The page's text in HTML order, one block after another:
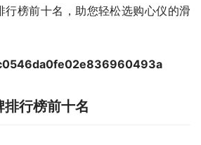
榜前十名，助您轻松选购心仪的滑
行榜前十名